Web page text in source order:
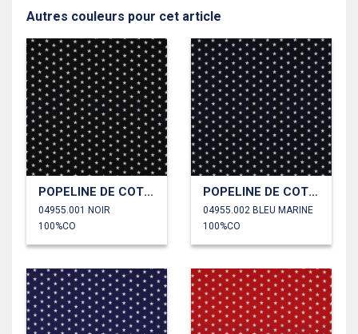
Autres couleurs pour cet article
POPELINE DE COTON PETITES ÉTOILES
04955.001 NOIR
100%CO
POPELINE DE COTON PETITES ÉTOILES
04955.002 BLEU MARINE
100%CO